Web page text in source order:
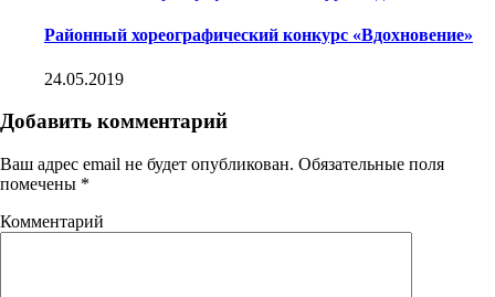
Районный хореографический конкурс «Вдохновение»
24.05.2019
Добавить комментарий
Ваш адрес email не будет опубликован. Обязательные поля
помечены *
Комментарий